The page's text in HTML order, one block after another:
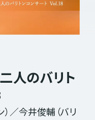
人のバリト
／今井俊輔（バリ